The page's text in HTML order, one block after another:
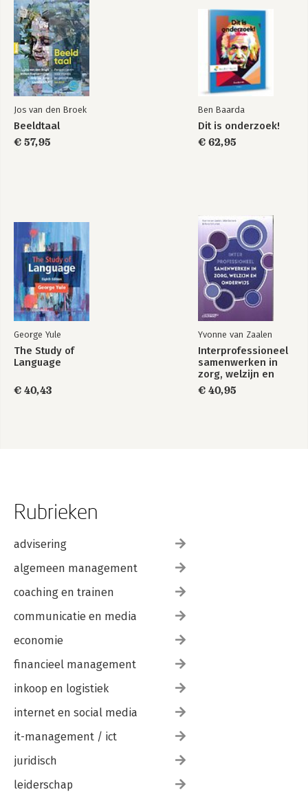
Jos van den Broek
Beeldtaal
€ 57,95
Ben Baarda
Dit is onderzoek!
€ 62,95
George Yule
The Study of
Language
€ 40,43
Yvonne van Zaalen
Interprofessioneel
samenwerken in
zorg, welzijn en
onderwijs
€ 40,95
Rubrieken
advisering
algemeen management
coaching en trainen
communicatie en media
economie
financieel management
inkoop en logistiek
internet en social media
it-management / ict
juridisch
leiderschap